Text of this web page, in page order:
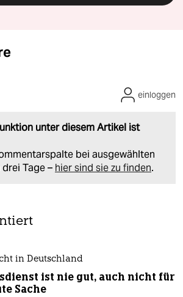
unter diesem Artikel ist
bei ausgewählten
Tage – hier sind sie zu finden.
einloggen
in Deutschland
ist nie gut, auch nicht für
Sache